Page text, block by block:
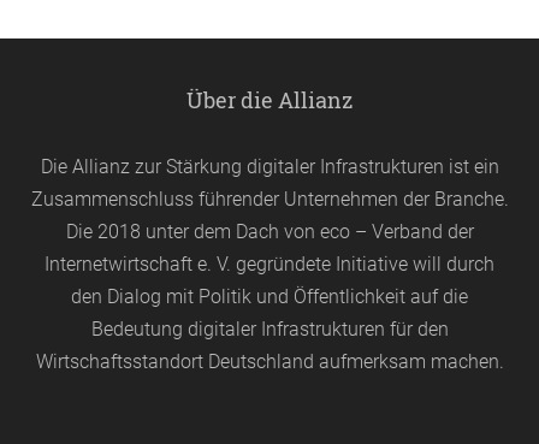
Über die Allianz
Die Allianz zur Stärkung digitaler Infrastrukturen ist ein
Zusammenschluss führender Unternehmen der Branche.
Die 2018 unter dem Dach von eco– Verband der
Internetwirtschaft e. V. gegründete Initiative will durch
den Dialog mit Politik und Öffentlichkeit auf die
Bedeutung digitaler Infrastrukturen für den
Wirtschaftsstandort Deutschland aufmerksam machen.